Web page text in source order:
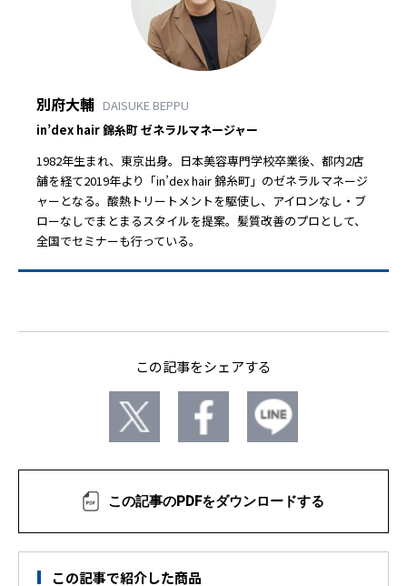
別府大輔 DAISUKE BEPPU
in’dex hair 錦糸町 ゼネラルマネージャー
1982年生まれ、東京出身。日本美容専門学校卒業後、都内2店
舗を経て2019年より「in’dex hair 錦糸町」のゼネラルマネージ
ャーとなる。酸熱トリートメントを駆使し、アイロンなし・ブ
ローなしでまとまるスタイルを提案。髪質改善のプロとして、
全国でセミナーも行っている。
この記事をシェアする
この記事のPDFをダウンロードする
この記事で紹介した商品